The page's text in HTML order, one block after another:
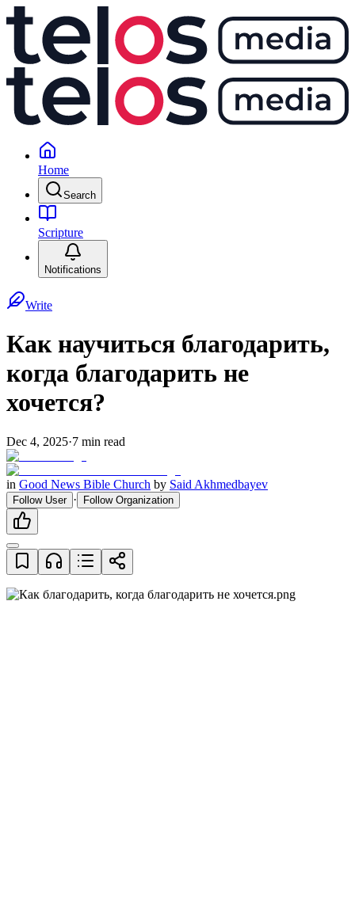
Home
Search
Scripture
Notifications
Write
Как научиться благодарить,
когда благодарить не
хочется?
Dec 4, 2025·7 min read
in Good News Bible Church by Said Akhmedbayev
Follow User · Follow Organization